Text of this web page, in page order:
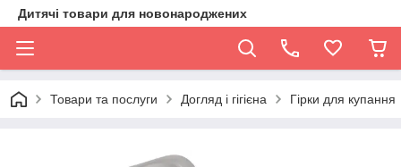
Дитячі товари для новонароджених
Товари та послуги Догляд і гігієна Гірки для купання